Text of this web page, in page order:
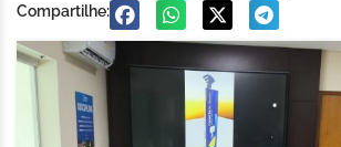
Compartilhe: